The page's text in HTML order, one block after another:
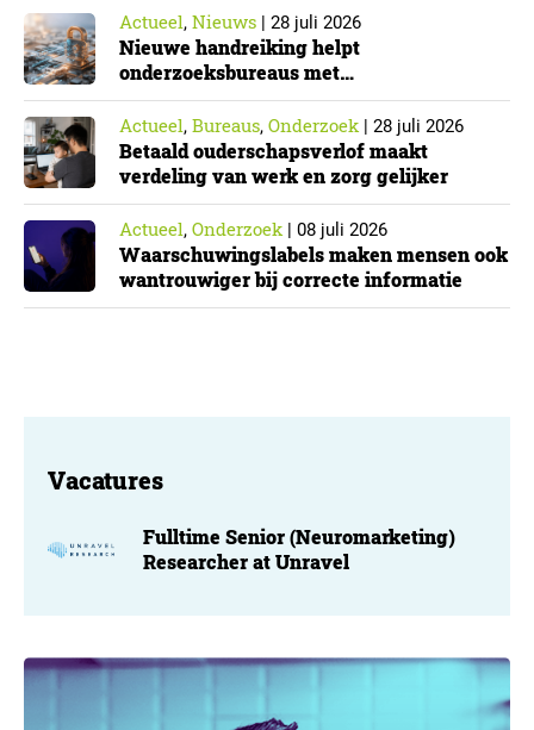
Actueel, Nieuws | 28 juli 2026
Nieuwe handreiking helpt
onderzoeksbureaus met
Cyberbeveiligingswet
Actueel, Bureaus, Onderzoek| 28 juli 2026
Betaald ouderschapsverlof maakt
verdeling van werk en zorg gelijker
Actueel, Onderzoek| 08 juli 2026
Waarschuwingslabels maken mensen ook
wantrouwiger bij correcte informatie
Vacatures
Fulltime Senior (Neuromarketing)
Researcher at Unravel